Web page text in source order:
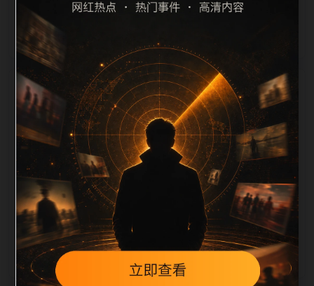
采集时将继续执行远程图片本地化、坏图默认图兜底、
标题重复过滤和 desc
栏目内容归集
ription 长度检查。栏目内容按每日少量新增的方式持续
扩展，每篇保留相关问题、站内推荐和清晰的层级路
径，减少用户反复返回搜索页。第10篇作为本栏目的初
始建设内容，主要用于补齐栏目深度、稳定内链结构，
并为后续专题聚合提供可点击入口。如果后续发现页面
缺图、标题过短、描述为空或正文不足，将进入每日
SEO 检查清单自动修正。